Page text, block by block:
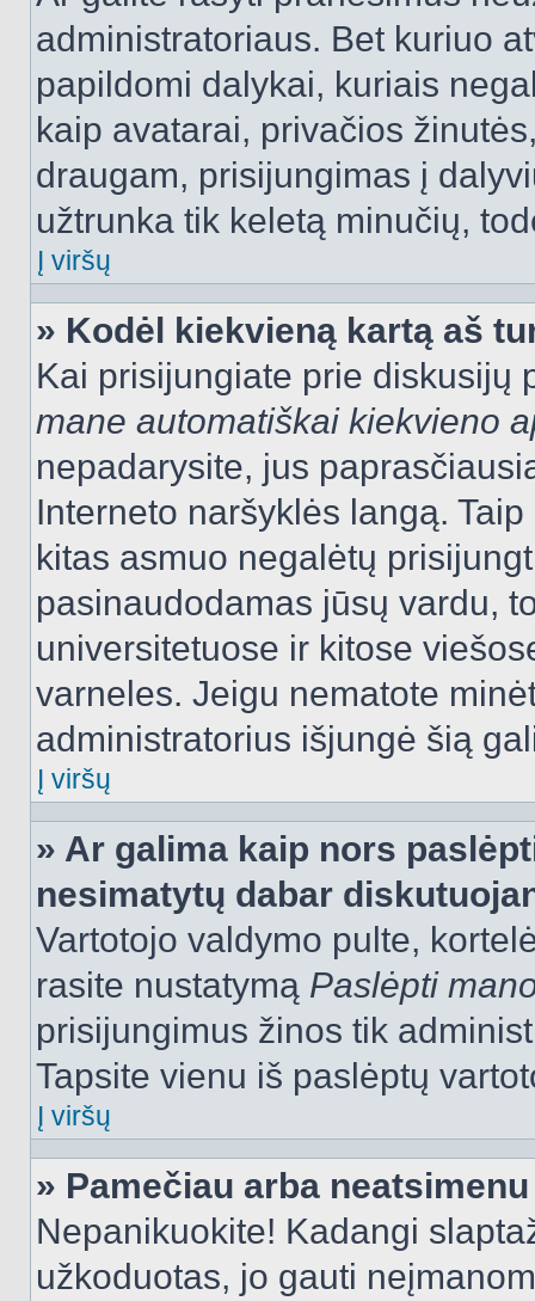
administratoriaus. Bet kuriuo
papildomi dalykai, kuriais
kaip avatarai, privačios
draugam, prisijungimas į
užtrunka tik keletą minučių,
Į viršų
» Kodėl kiekvieną kartą aš
Kai prisijungiate prie diskusijų
mane automatiškai kiekvieno
nepadarysite, jus
Interneto naršyklės langą.
kitas asmuo negalėtų
pasinaudodamas jūsų vardu,
universitetuose ir kitose
varneles. Jeigu nematote
administratorius išjungė šią
Į viršų
» Ar galima kaip nors
nesimatytų dabar
Vartotojo valdymo pulte,
rasite nustatymą Paslėpti
prisijungimus žinos tik
Tapsite vienu iš paslėptų
Į viršų
» Pamečiau arba
Nepanikuokite! Kadangi
užkoduotas, jo gauti